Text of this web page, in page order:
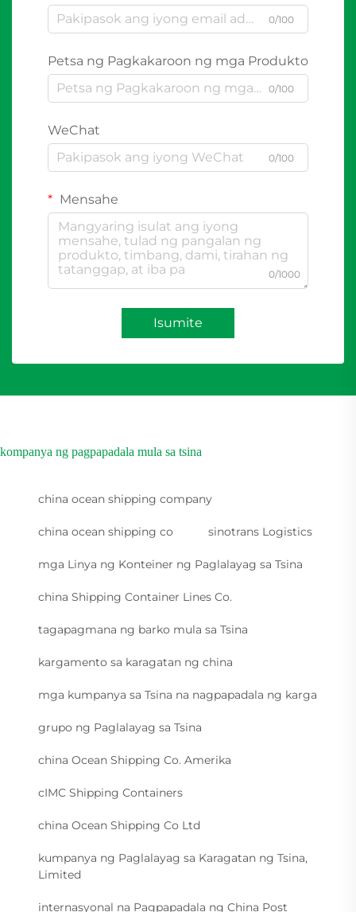
0/100
Petsa ng Pagkakaroon ng mga Produkto
0/100
WeChat
0/100
Mensahe
0/1000
Isumite
kompanya ng pagpapadala mula sa tsina
china ocean shipping company
china ocean shipping co sinotrans Logistics
mga Linya ng Konteiner ng Paglalayag sa Tsina
china Shipping Container Lines Co.
tagapagmana ng barko mula sa Tsina
kargamento sa karagatan ng china
mga kumpanya sa Tsina na nagpapadala ng karga
grupo ng Paglalayag sa Tsina
china Ocean Shipping Co. Amerika
cIMC Shipping Containers
china Ocean Shipping Co Ltd
kumpanya ng Paglalayag sa Karagatan ng Tsina,
Limited
internasyonal na Pagpapadala ng China Post